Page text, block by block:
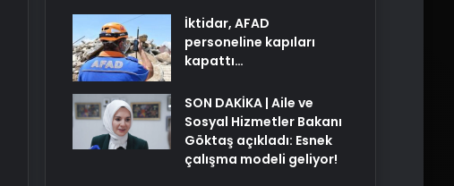
İktidar, AFAD
personeline kapıları
kapattı…
SON DAKİKA | Aile ve
Sosyal Hizmetler Bakanı
Göktaş açıkladı: Esnek
çalışma modeli geliyor!